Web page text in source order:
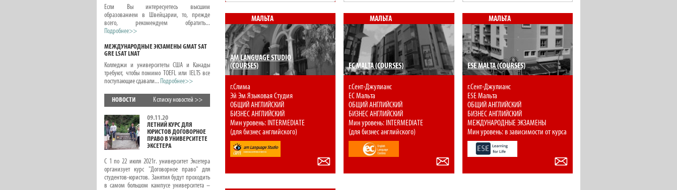
Если Вы интересуетесь высшим
образованием в Швейцарии, то, прежде
всего, рекомендуем обратить...
Подробнее>>
МЕЖДУНАРОДНЫЕ ЭКЗАМЕНЫ GMAT SAT
GRE LSAT LNAT
Колледжи и университеты США и Канады
требуют, чтобы помимо TOEFL или IELTS все
поступающие сдавали... Подробнее>>
НОВОСТИ К списку новостей >>
09.11.20
ЛЕТНИЙ КУРС ДЛЯ
ЮРИСТОВ ДОГОВОРНОЕ
ПРАВО В УНИВЕРСИТЕТЕ
ЭКСЕТЕРА
С 1 по 22 июля 2021г. университет Эксетера
организует курс "Договорное право" для
студентов-юристов. Занятия будут проходить
в самом большом кампусе университета –
МАЛЬТА
AM LANGUAGE STUDIO
(COURSES)
г.Слима
Эй Эм Языковая Cтудия
ОБЩИЙ АНГЛИЙСКИЙ
БИЗНЕС АНГЛИЙСКИЙ
Мин уровень: INTERMEDIATE
(для бизнес английского)
МАЛЬТА
EC MALTA (COURSES)
г.Сент-Джулианс
ЕС Мальта
ОБЩИЙ АНГЛИЙСКИЙ
БИЗНЕС АНГЛИЙСКИЙ
Мин уровень: INTERMEDIATE
(для бизнес английского)
МАЛЬТА
ESE MALTA (COURSES)
г.Сент-Джулианс
ESE Мальта
ОБЩИЙ АНГЛИЙСКИЙ
БИЗНЕС АНГЛИЙСКИЙ
МЕЖДУНАРОДНЫЕ ЭКЗАМЕНЫ
Мин уровень: в зависимости от курса